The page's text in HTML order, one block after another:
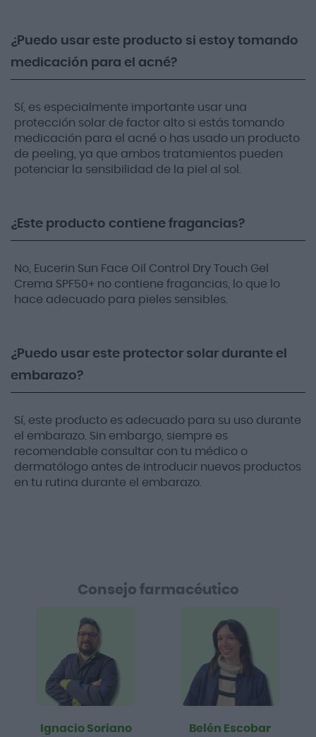
¿Puedo usar este producto si estoy tomando
medicación para el acné?
Sí, es especialmente importante usar una
protección solar de factor alto si estás tomando
medicación para el acné o has usado un producto
de peeling, ya que ambos tratamientos pueden
potenciar la sensibilidad de la piel al sol.
¿Este producto contiene fragancias?
No, Eucerin Sun Face Oil Control Dry Touch Gel
Crema SPF50+ no contiene fragancias, lo que lo
hace adecuado para pieles sensibles.
¿Puedo usar este protector solar durante el
embarazo?
Sí, este producto es adecuado para su uso durante
el embarazo. Sin embargo, siempre es
recomendable consultar con tu médico o
dermatólogo antes de introducir nuevos productos
en tu rutina durante el embarazo.
Consejo farmacéutico
Ignacio Soriano Belén Escobar